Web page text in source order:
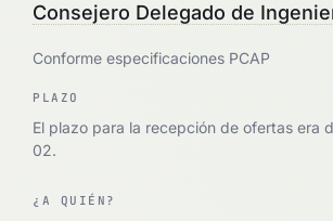
Consejero Delegado de
Conforme especificaciones PCAP
PLAZO
El plazo para la recepción de ofertas
02.
¿A QUIÉN?